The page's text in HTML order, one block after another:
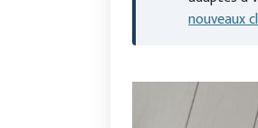
nouveaux